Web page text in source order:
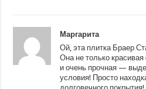
Маргарита
Ой, эта плитка Браер
Она не только
и очень прочная —
условия! Просто